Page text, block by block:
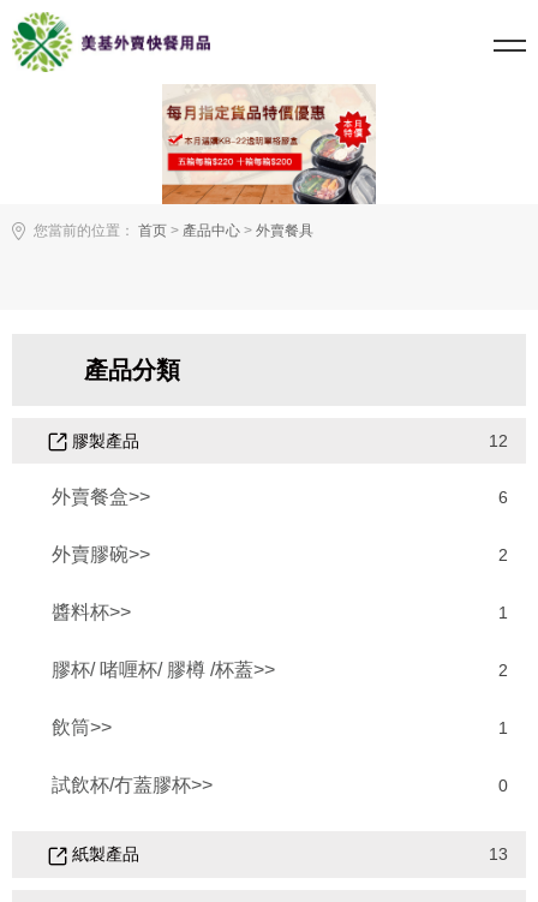
您當前的位置： 首页 > 產品中心 > 外賣餐具
產品分類
膠製產品 12
外賣餐盒>> 6
外賣膠碗>> 2
醬料杯>> 1
膠杯/ 啫喱杯/ 膠樽 /杯蓋>> 2
飲筒>> 1
試飲杯/冇蓋膠杯>> 0
紙製產品 13